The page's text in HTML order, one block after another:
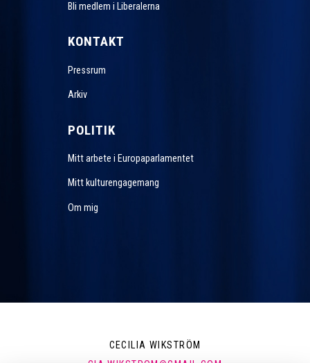
Bli medlem i Liberalerna
KONTAKT
Pressrum
Arkiv
POLITIK
Mitt arbete i Europaparlamentet
Mitt kulturengagemang
Om mig
CECILIA WIKSTRÖM